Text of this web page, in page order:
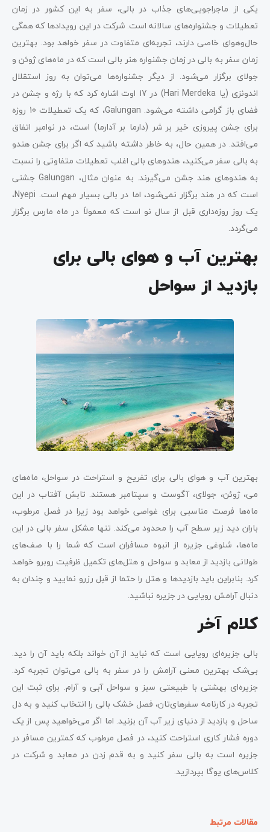
یکی از ماجراجویی‌های جذاب در بالی، سفر به این کشور در زمان
تعطیلات و جشنواره‌های سالانه است. شرکت در این رویدادها که همگی
حال‌و‌هوای خاصی دارند، تجربه‌ای متفاوت در سفر خواهد بود. بهترین
زمان سفر به بالی در زمان جشنواره هنر بالی است که در ماه‌های ژوئن و
جولای برگزار می‌شود. از دیگر جشنواره‌ها می‌توان به روز استقلال
اندونزی (یا Hari Merdeka) در 17 اوت اشاره کرد که با رژه و جشن‌ در
فضای باز گرامی داشته می‌شود. Galungan، که یک تعطیلات 10 روزه
برای جشن پیروزی خیر بر شر (دارما بر آدارما) است، در نوامبر اتفاق
می‌افتد. در همین حال، به خاطر داشته باشید که اگر برای جشن هندو
به بالی سفر می‌کنید، هندوهای بالی اغلب تعطیلات متفاوتی را نسبت
به هندوهای هند جشن می‌گیرند. به عنوان مثال، Galungan جشنی
است که در هند برگزار نمی‌شود، اما در بالی بسیار مهم است. Nyepi،
یک روز روزه‌داری قبل از سال نو است که معمولاً در ماه مارس برگزار
می‌گردد.
بهترین آب و هوای بالی برای
بازدید از سواحل
بهترین آب و هوای بالی برای تفریح و استراحت در سواحل، ماه‌های
می، ژوئن، جولای، آگوست و سپتامبر هستند. تابش آفتاب در این
ماه‌ها فرصت مناسبی برای غواصی خواهد بود زیرا در فصل مرطوب،
باران دید زیر سطح آب را محدود می‌کند. تنها مشکل سفر بالی در این
ماه‌ها، شلوغی جزیره از انبوه مسافران است که شما را با صف‌های
طولانی بازدید از معابد و سواحل و هتل‌های تکمیل ظرفیت روبرو خواهد
کرد. بنابراین باید بازدیدها و هتل را حتما از قبل رزرو نمایید و چندان به
دنبال آرامش رویایی در جزیره نباشید.
کلام آخر
بالی جزیره‌ای رویایی است که نباید از آن خواند بلکه باید آن را دید.
بی‌شک بهترین معنی آرامش را در سفر به بالی می‌توان تجربه کرد.
جزیره‌ای بهشتی با طبیعتی سبز و سواحل آبی و آرام. برای ثبت این
تجربه در کارنامه سفرهای‌تان، فصل خشک بالی را انتخاب کنید و به دل
ساحل و بازدید از دنیای زیر آب آن بزنید. اما اگر می‌خواهید پس از یک
دوره فشار کاری استراحت کنید، در فصل مرطوب که کمترین مسافر در
جزیره است به بالی سفر کنید و به قدم زدن در معابد و شرکت در
کلاس‌های یوگا بپردازید.
مقالات مرتبط